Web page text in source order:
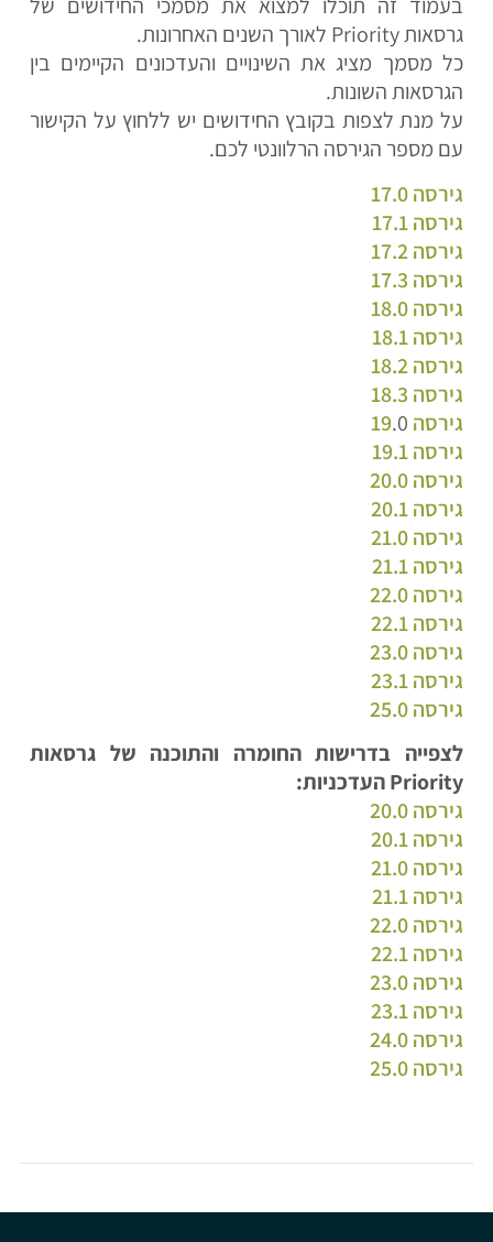
בעמוד זה תוכלו למצוא את מסמכי החידושים של
גרסאות Priority לאורך השנים האחרונות.
כל מסמך מציג את השינויים והעדכונים הקיימים בין
הגרסאות השונות.
על מנת לצפות בקובץ החידושים יש ללחוץ על הקישור
עם מספר הגירסה הרלוונטי לכם.
גירסה 17.0
גירסה 17.1
גירסה 17.2
גירסה 17.3
גירסה 18.0
גירסה 18.1
גירסה 18.2
גירסה 18.3
גירסה 19 .0
גירסה 19.1
גירסה 20.0
גירסה 20.1
גירסה 21.0
גירסה 21.1
גירסה 22.0
גירסה 22.1
גירסה 23.0
גירסה 23.1
גירסה 25.0
לצפייה בדרישות החומרה והתוכנה של גרסאות
Priority העדכניות:
גירסה 20.0
גירסה 20.1
גירסה 21.0
גירסה 21.1
גירסה 22.0
גירסה 22.1
גירסה 23.0
גירסה 23.1
גירסה 24.0
גירסה 25.0